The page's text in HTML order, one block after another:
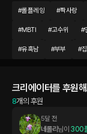
#롤플레잉 #짝사랑
#MBTI #고수위 #
#유혹남 #부부 #
크리에이터를 후원
8개의 후원
5달 전
네롤리 님이 300